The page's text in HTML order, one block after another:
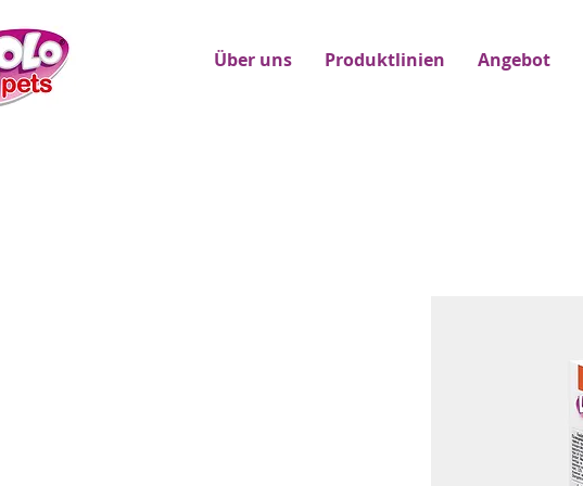
Über uns Produktlinien Angebot